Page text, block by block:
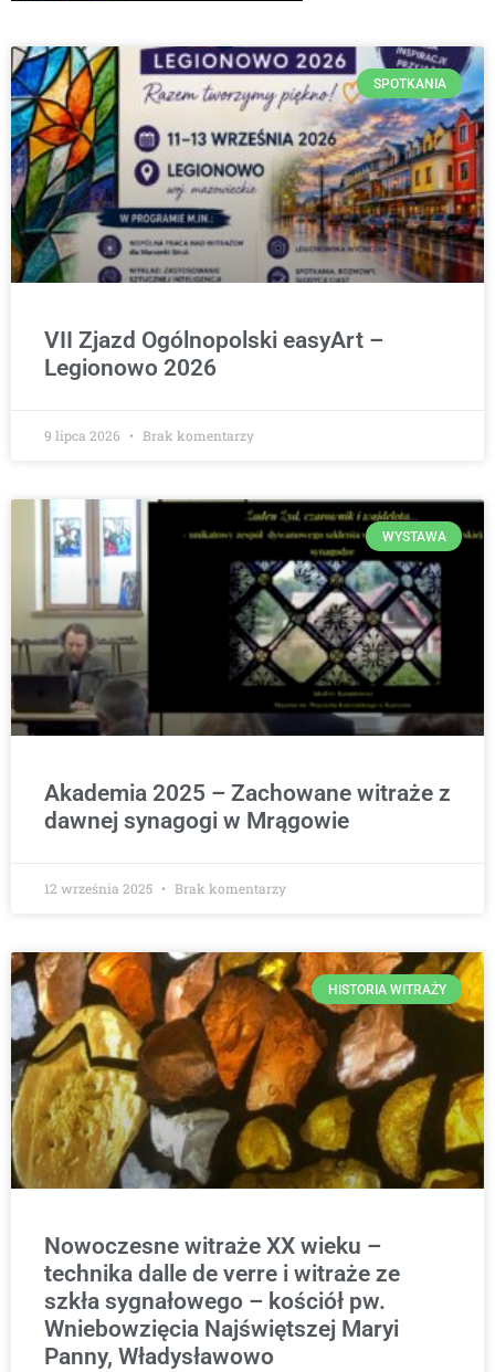
SPOTKANIA
VII Zjazd Ogólnopolski easyArt –
Legionowo 2026
9 lipca 2026 Brak komentarzy
WYSTAWA
Akademia 2025 – Zachowane witraże z
dawnej synagogi w Mrągowie
12 września 2025 Brak komentarzy
HISTORIA WITRAŻY
Nowoczesne witraże XX wieku –
technika dalle de verre i witraże ze
szkła sygnałowego – kościół pw.
Wniebowzięcia Najświętszej Maryi
Panny, Władysławowo